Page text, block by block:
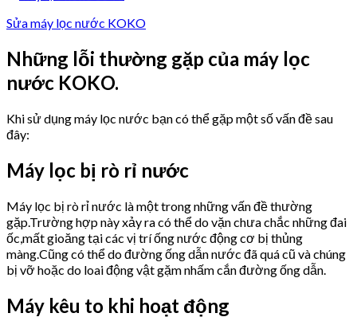
Sửa máy lọc nước KOKO
Những lỗi thường gặp của máy lọc
nước KOKO.
Khi sử dụng máy lọc nước bạn có thể gặp một số vấn đề sau
đây:
Máy lọc bị rò rỉ nước
Máy lọc bị rò rỉ nước là một trong những vấn đề thường
gặp.Trường hợp này xảy ra có thể do vặn chưa chắc những đai
ốc,mất gioăng tại các vị trí ống nước động cơ bị thủng
màng.Cũng có thể do đường ống dẫn nước đã quá cũ và chúng
bị vỡ hoặc do loai động vật gặm nhấm cắn đường ống dẫn.
Máy kêu to khi hoạt động